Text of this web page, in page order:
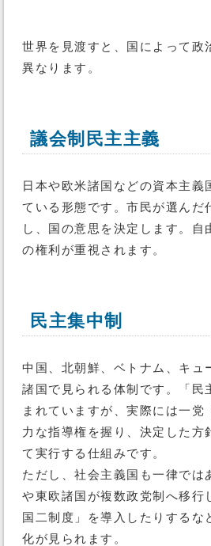
世界を見渡すと、国によって政
異なります。
議会制民主主義
日本や欧米諸国などの資本主義
ている形態です。市民が選んだ
し、国の意思を決定します。自
の権利が重視されます。
民主集中制
中国、北朝鮮、ベトナム、キュ
諸国で見られる体制です。「民
まれていますが、実際には一党
力な指導権を握り、決定した方
て実行する仕組みです。
ただし、社会主義国も一律では
や東欧諸国が複数政党制へ移行
国二制度」を導入したりするな
化が見られます。